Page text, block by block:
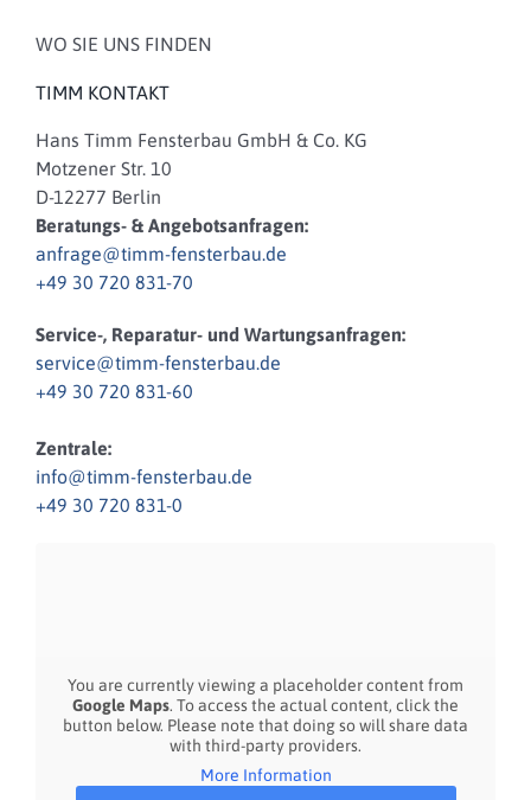
WO SIE UNS FINDEN
TIMM KONTAKT
Hans Timm Fensterbau GmbH & Co. KG
Motzener Str. 10
D-12277 Berlin
Beratungs- & Angebotsanfragen:
anfrage@timm-fensterbau.de
+49 30 720 831-70
Service-, Reparatur- und Wartungsanfragen:
service@timm-fensterbau.de
+49 30 720 831-60
Zentrale:
info@timm-fensterbau.de
+49 30 720 831-0
You are currently viewing a placeholder content from
Google Maps. To access the actual content, click the
button below. Please note that doing so will share data
with third-party providers.
More Information